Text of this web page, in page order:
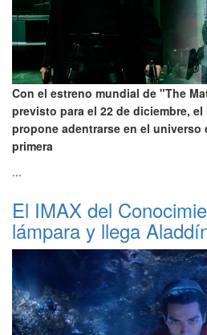
Con el estreno mundial de "The
previsto para el 22 de diciembre,
propone adentrarse en el universo
primera
...
El IMAX del
lámpara y llega